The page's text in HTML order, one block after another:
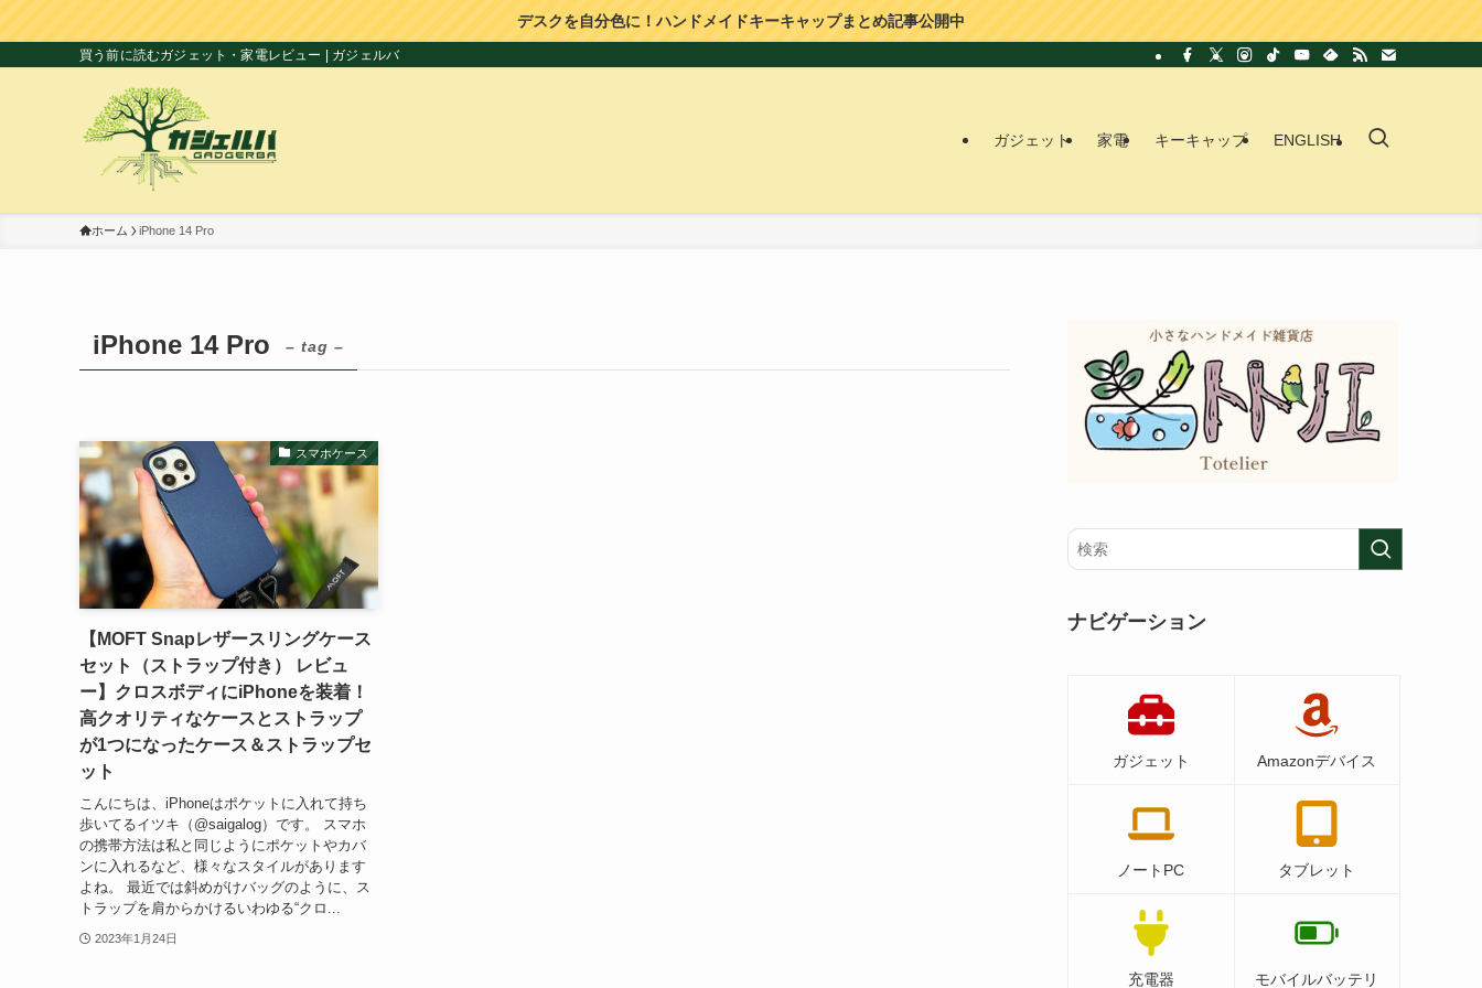
デスクを自分色に！ハンドメイドキーキャップまとめ記事公開中
買う前に読むガジェット・家電レビュー | ガジェルバ
ガジェット 家電 キーキャップ ENGLISH
ホーム iPhone 14 Pro
iPhone 14 Pro – tag –
スマホケース
【MOFT Snapレザースリングケース
セット（ストラップ付き） レビュ
ー】クロスボディにiPhoneを装着！
高クオリティなケースとストラップ
が1つになったケース＆ストラップセ
ット
こんにちは、iPhoneはポケットに入れて持ち
歩いてるイツキ（@saigalog）です。 スマホ
の携帯方法は私と同じようにポケットやカバ
ンに入れるなど、様々なスタイルがあります
よね。 最近では斜めがけバッグのように、ス
トラップを肩からかけるいわゆる“クロ...
2023年1月24日
ナビゲーション
ガジェット Amazonデバイス
ノートPC タブレット
充電器
モバイルバッテリ